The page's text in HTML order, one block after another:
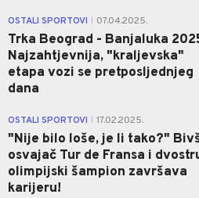
OSTALI SPORTOVI 07.04.2025.
Trka Beograd - Banjaluka
Najzahtjevnija, "kraljevska"
etapa vozi se pretposljednjeg
dana
OSTALI SPORTOVI 17.02.2025.
"Nije bilo loše, je li tako?"
osvajač Tur de Fransa i
olimpijski šampion završava
karijeru!